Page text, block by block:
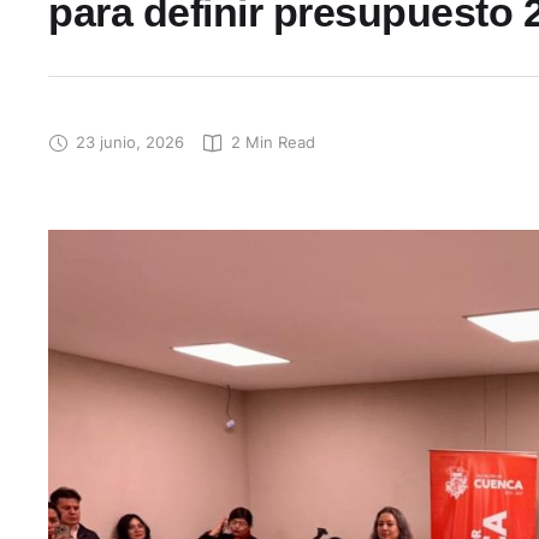
para definir presupuesto
23 junio, 2026 2 Min Read